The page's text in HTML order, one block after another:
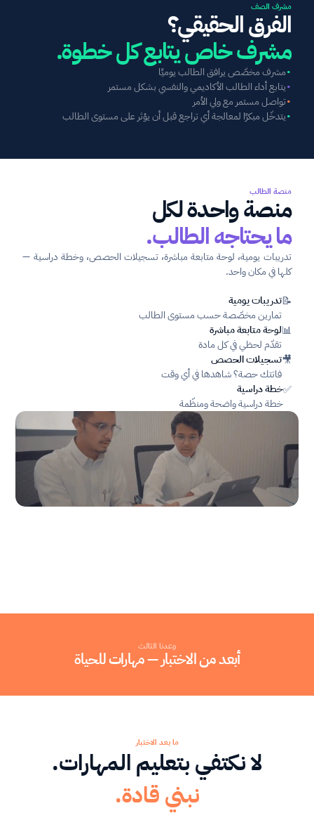
مشرف الصف
الفرق الحقيقي؟
مشرف خاص يتابع كل خطوة.
مشرف مخصّص يرافق الطالب يوميًا
يتابع أداء الطالب الأكاديمي والنفسي بشكل مستمر
تواصل مستمر مع ولي الأمر
يتدخّل مبكرًا لمعالجة أي تراجع قبل أن يؤثر على مستوى الطالب
•
•
•
•
منصة الطالب
منصة واحدة لكل
ما يحتاجه الطالب.
تدريبات يومية، لوحة متابعة مباشرة، تسجيلات الحصص، وخطة دراسية —
كلها في مكان واحد.
📝تدريبات يومية
تمارين مخصّصة حسب مستوى الطالب
📊لوحة متابعة مباشرة
تقدّم لحظي في كل مادة
🎥تسجيلات الحصص
فاتتك حصة؟ شاهدها في أي وقت
✅خطة دراسية
خطة دراسية واضحة ومنظّمة
وعدنا الثالث
أبعد من الاختبار — مهارات للحياة
ما بعد الاختبار
لا نكتفي بتعليم المهارات.
نبني قادة.